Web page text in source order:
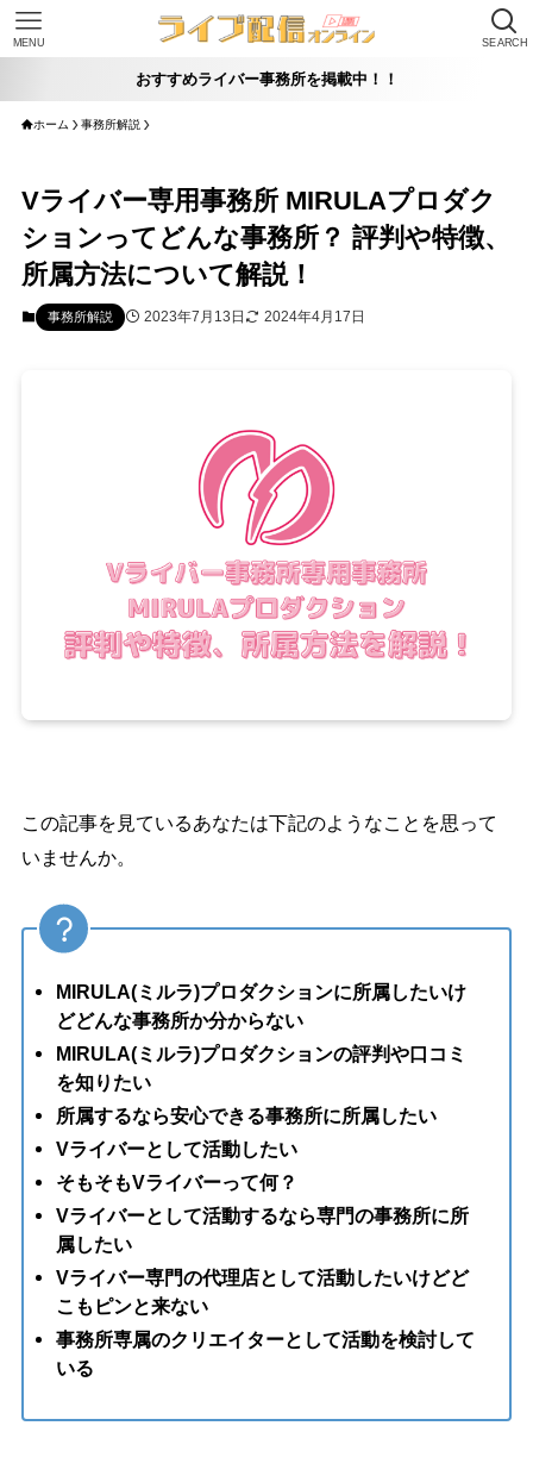
SEARCH
MENU
おすすめライバー事務所を掲載中！！
ホーム 事務所解説
Vライバー専用事務所 MIRULAプロダク
ションってどんな事務所？ 評判や特徴、
所属方法について解説！
事務所解説 2023年7月13日 2024年4月17日
この記事を見ているあなたは下記のようなことを思って
いませんか。
MIRULA(ミルラ)プロダクションに所属したいけ
どどんな事務所か分からない
MIRULA(ミルラ)プロダクションの評判や口コミ
を知りたい
所属するなら安心できる事務所に所属したい
Vライバーとして活動したい
そもそもVライバーって何？
Vライバーとして活動するなら専門の事務所に所
属したい
Vライバー専門の代理店として活動したいけどど
こもピンと来ない
事務所専属のクリエイターとして活動を検討して
いる